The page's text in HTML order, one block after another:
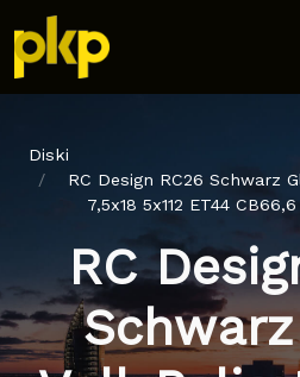
Diski
RC Design RC26 Schwarz
7,5x18 5x112 ET44
RC